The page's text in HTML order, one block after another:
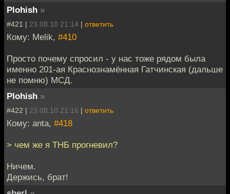
Plohish »
#421 | 23.08.10 21:14 | ответить
Кому: Melik, #410
Просто почему спросил - у нас тоже рядом была
именно 201-ая Краснознамённая Гатчинская (дальше
не помню) МСД.
Plohish »
#422 | 23.08.10 21:16 | ответить
Кому: anta, #418
> чем же я ТНБ прогневил?
Ничем.
Держись, брат!